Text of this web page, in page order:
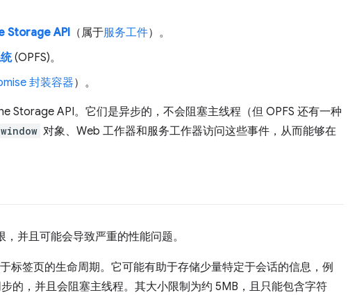
Storage API （属于服务工件）。
(OPFS)。
封装容器）。
Storage API。它们是异步的，不会阻塞主线程（但 OPFS 还有一种
window 对象、Web 工作器和服务工作器访问这些事件，从而能够在
并且可能会导致严重的性能问题。
标签页的生命周期。它可能有助于存储少量特定于会话的信息，例
的，并且会阻塞主线程。其大小限制为约 5MB，且只能包含字符